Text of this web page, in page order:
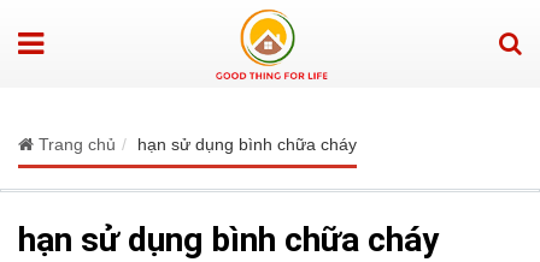
Trang chủ hạn sử dụng bình chữa cháy
hạn sử dụng bình chữa cháy